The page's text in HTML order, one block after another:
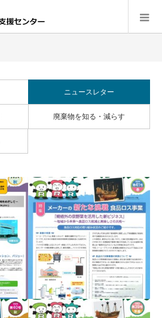
ニュースレター
廃棄物を知る・減らす